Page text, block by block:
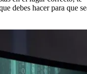
debes hacer para que